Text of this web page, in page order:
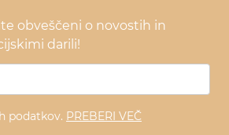
obveščeni o novostih in
darili!
podatkov. PREBERI VEČ